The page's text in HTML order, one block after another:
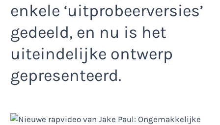
enkele ‘uitprobeerversies’
gedeeld, en nu is het
uiteindelijke ontwerp
gepresenteerd.